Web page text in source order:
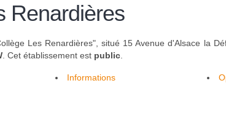
Renardières
Les Renardières", situé 15 Avenue d'Alsace la
. Cet établissement est public
Informations